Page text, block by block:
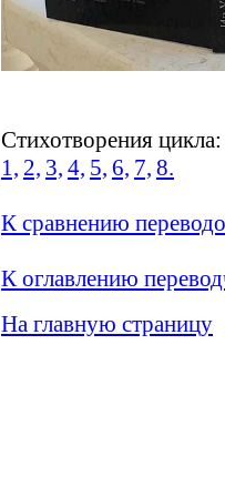
Стихотворения цикла:
1, 2, 3, 4, 5, 6, 7, 8.
К сравнению
К оглавлению
На главную страницу